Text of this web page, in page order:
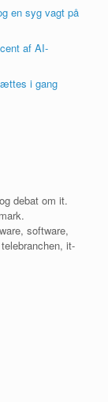
en syg vagt på
af AI-
i gang
debat om it.
software,
it-